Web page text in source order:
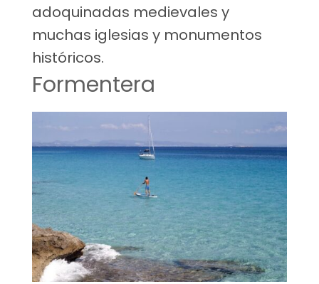
adoquinadas medievales y
muchas iglesias y monumentos
históricos.
Formentera